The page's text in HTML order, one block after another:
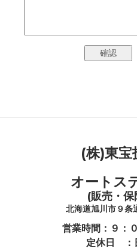
(株)東宝
オートス
(販売・
北海道旭川市９条
営業時間：９：
定休日 ：